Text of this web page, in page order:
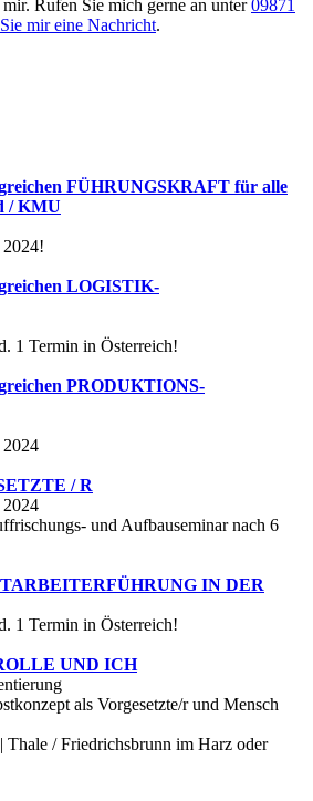
Rufen Sie mich gerne an unter09871
mir eine Nachricht.
FÜHRUNGSKRAFT für alle
/ KMU
LOGISTIK-
1 Termin in Österreich!
PRODUKTIONS-
/ R
und Aufbauseminar nach 6
IN DER
1 Termin in Österreich!
UND ICH
als Vorgesetzte/r und Mensch
Thale / Friedrichsbrunn im Harz oder